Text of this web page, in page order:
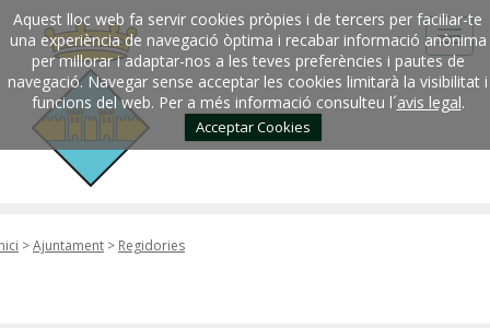
Aquest lloc web fa servir cookies pròpies i de tercers per faciliar-te
una experiència de navegació òptima i recabar informació anònima
per millorar i adaptar-nos a les teves preferències i pautes de
navegació. Navegar sense acceptar les cookies limitarà la visibilitat i
funcions del web. Per a més informació consulteu l´avis legal.
Acceptar Cookies
>Ajuntament > Regidories